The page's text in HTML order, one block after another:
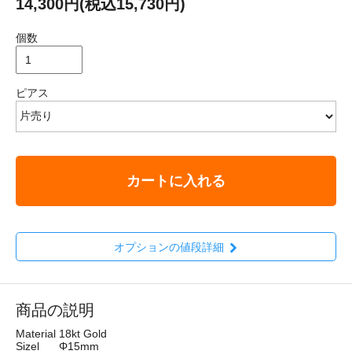
14,300円(税込15,730円)
個数
ピアス
カートに入れる
オプションの値段詳細
商品の説明
Material 18kt Gold
Sizel
Φ15mm